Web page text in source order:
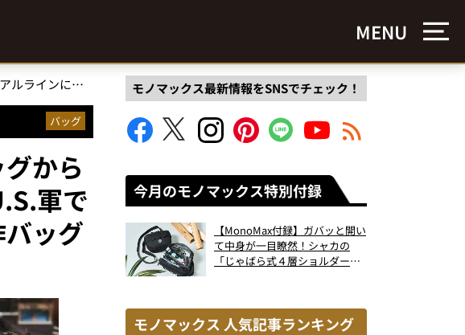
MENU
「90～00年代のヘルメットバッグから着想」アントラックのカジュアルラインに“U.S.軍でかつて採用されたHGU-56/P”モチーフの新作バッグが登場
バッグ
から
軍で
ッグ
モノマックス最新情報をSNSでチェック！
今月のモノマックス特別付録
【MonoMax付録】ガバッと開い
て中身が一目瞭然！シャカの
「じゃばら式４層ショルダーバ
モノマックス 人気記事ランキング